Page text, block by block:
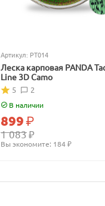
Артикул: PT014
Леска карповая PANDA
Line 3D Camo
2
5
В наличии
1 083₽
899₽
Вы экономите: 184 ₽